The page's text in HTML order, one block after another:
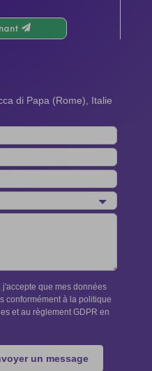
di Papa (Rome), Italie
j'accepte que mes données
conformément à la politique
et au règlement GDPR en
un message